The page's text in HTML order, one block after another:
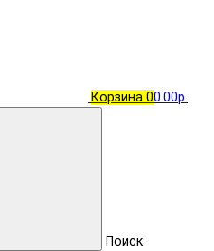
Корзина 00.00р.
Поиск